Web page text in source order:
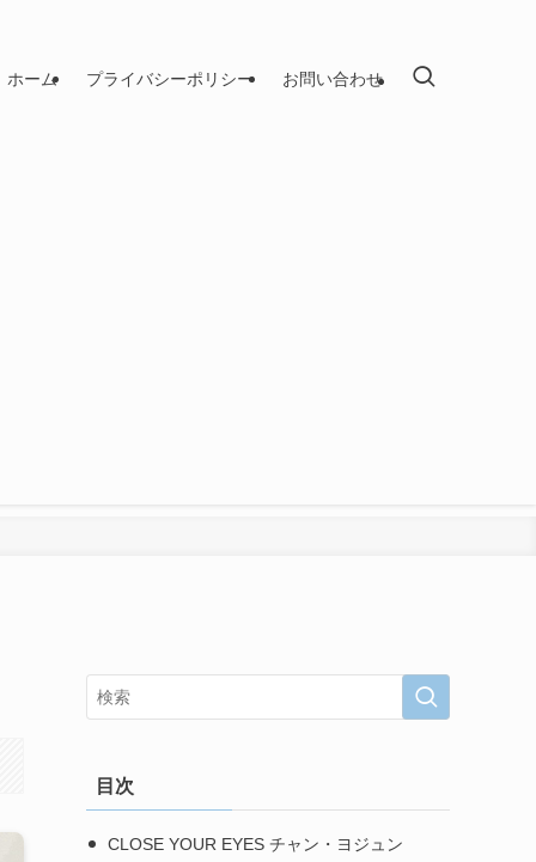
ホーム プライバシーポリシー お問い合わせ
目次
CLOSE YOUR EYES チャン・ヨジュン